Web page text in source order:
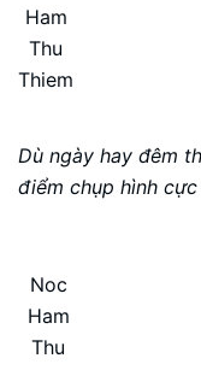
Ham
Thu
Thiem
Dù ngày hay đêm
điểm chụp hình
Noc
Ham
Thu